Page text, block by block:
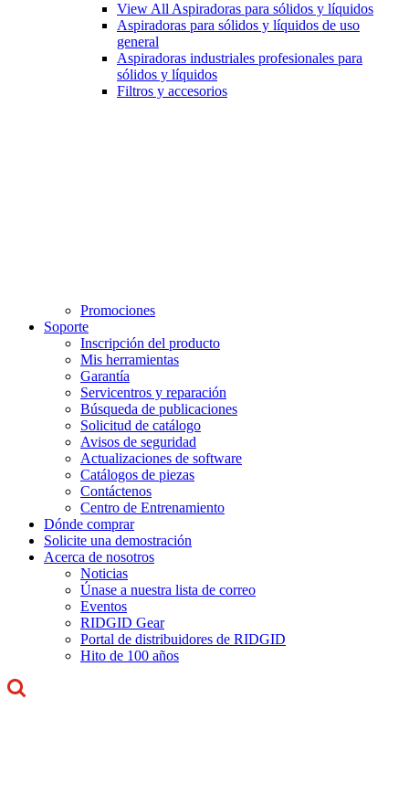
View All Aspiradoras para sólidos y líquidos
Aspiradoras para sólidos y líquidos de uso
general
Aspiradoras industriales profesionales para
sólidos y líquidos
Filtros y accesorios
Promociones
Soporte
Inscripción del producto
Mis herramientas
Garantía
Servicentros y reparación
Búsqueda de publicaciones
Solicitud de catálogo
Avisos de seguridad
Actualizaciones de software
Catálogos de piezas
Contáctenos
Centro de Entrenamiento
Dónde comprar
Solicite una demostración
Acerca de nosotros
Noticias
Únase a nuestra lista de correo
Eventos
RIDGID Gear
Portal de distribuidores de RIDGID
Hito de 100 años